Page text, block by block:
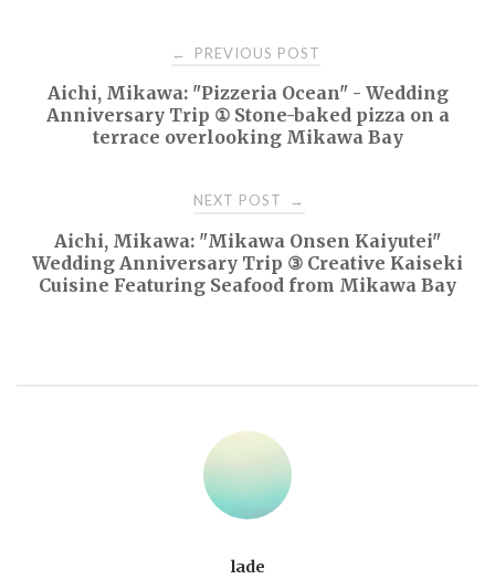
navigation
← PREVIOUS POST
Aichi, Mikawa: "Pizzeria Ocean" - Wedding
Anniversary Trip ① Stone-baked pizza on a
terrace overlooking Mikawa Bay
NEXT POST →
Aichi, Mikawa: "Mikawa Onsen Kaiyutei"
Wedding Anniversary Trip ③ Creative Kaiseki
Cuisine Featuring Seafood from Mikawa Bay
lade